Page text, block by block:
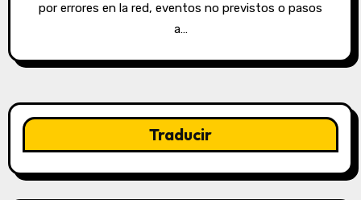
por errores en la red, eventos no previstos o pasos
a…
Traducir